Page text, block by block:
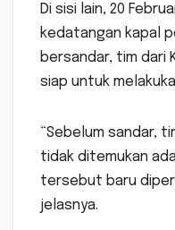
Di sisi lain, 20
kedatangan kapal
bersandar, tim dari
siap untuk
“Sebelum sandar,
tidak ditemukan
tersebut baru
jelasnya.